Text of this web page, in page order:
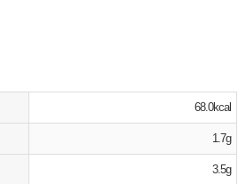
68.0kcal
1.7g
3.5g